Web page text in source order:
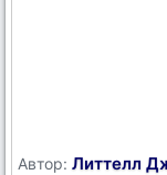
Автор: Литтелл